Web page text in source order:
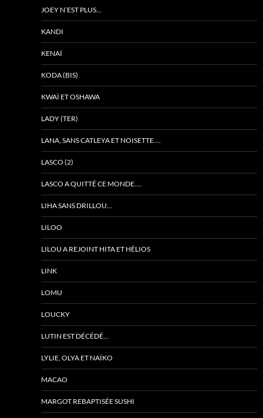
JOEY N’EST PLUS…
KANDI
KENAÏ
KODA (BIS)
KWAÏ ET OSHAWA
LADY (TER)
LANA, SANS CATLEYA ET NOISETTE….
LASCO (2)
LASCO A QUITTÉ CE MONDE….
LIHA SANS DRILLOU…
LILOO
LILOU A REJOINT HITA ET HÉLIOS
LINK
LOMU
LOUCKY
LUTIN EST DÉCÉDÉ…
LYLIE, OLYA ET NAÏKO
MACAO
MARGOT REBAPTISÉE SUSHI